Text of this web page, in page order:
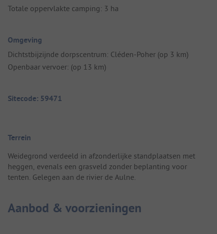
Totale oppervlakte camping: 3 ha
Omgeving
Dichtstbijzijnde dorpscentrum: Cléden-Poher (op 3 km)
Openbaar vervoer: (op 13 km)
Sitecode: 59471
Terrein
Weidegrond verdeeld in afzonderlijke standplaatsen met
heggen, evenals een grasveld zonder beplanting voor
tenten. Gelegen aan de rivier de Aulne.
Aanbod & voorzieningen